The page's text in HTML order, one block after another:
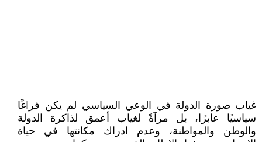
غياب صورة الدولة في الوعي السياسي لم يكن فراغًا
سياسيًا عابرًا، بل مرآةً لغياب أعمق لذاكرة الدولة
والوطن والمواطنة، وعدم ادراك مكانتها في حياة